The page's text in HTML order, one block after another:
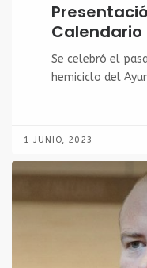
Calendario
Se celebró el
hemiciclo del
1 JUNIO, 2023